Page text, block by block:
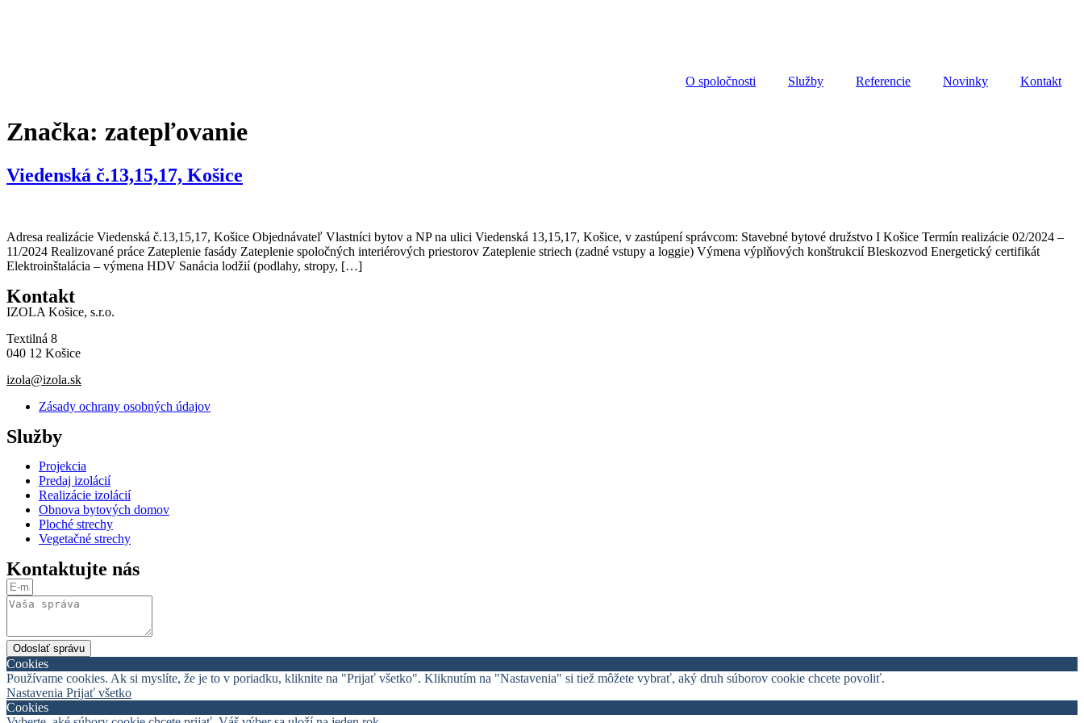
O spoločnosti Služby Referencie Novinky Kontakt
Značka: zatepľovanie
Viedenská č.13,15,17, Košice
Adresa realizácie Viedenská č.13,15,17, Košice Objednávateľ Vlastníci bytov a NP na ulici Viedenská 13,15,17, Košice, v zastúpení správcom: Stavebné bytové družstvo I Košice Termín realizácie 02/2024 –
11/2024 Realizované práce Zateplenie fasády Zateplenie spoločných interiérových priestorov Zateplenie striech (zadné vstupy a loggie) Výmena výplňových konštrukcií Bleskozvod Energetický certifikát
Elektroinštalácia – výmena HDV Sanácia lodžií (podlahy, stropy, […]
Kontakt
IZOLA Košice, s.r.o.
Textilná 8
040 12 Košice
izola@izola.sk
Zásady ochrany osobných údajov
Služby
Projekcia
Predaj izolácií
Realizácie izolácií
Obnova bytových domov
Ploché strechy
Vegetačné strechy
Kontaktujte nás
Odoslať správu
Cookies
Používame cookies. Ak si myslíte, že je to v poriadku, kliknite na "Prijať všetko". Kliknutím na "Nastavenia" si tiež môžete vybrať, aký druh súborov cookie chcete povoliť.
Nastavenia Prijať všetko
Cookies